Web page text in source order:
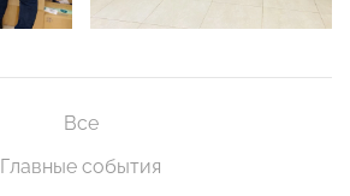
Все
Главные события